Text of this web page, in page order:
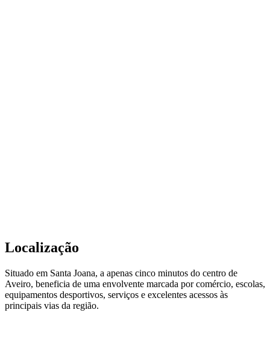
Localização
Situado em Santa Joana, a apenas cinco minutos do centro de
Aveiro, beneficia de uma envolvente marcada por comércio, escolas,
equipamentos desportivos, serviços e excelentes acessos às
principais vias da região.